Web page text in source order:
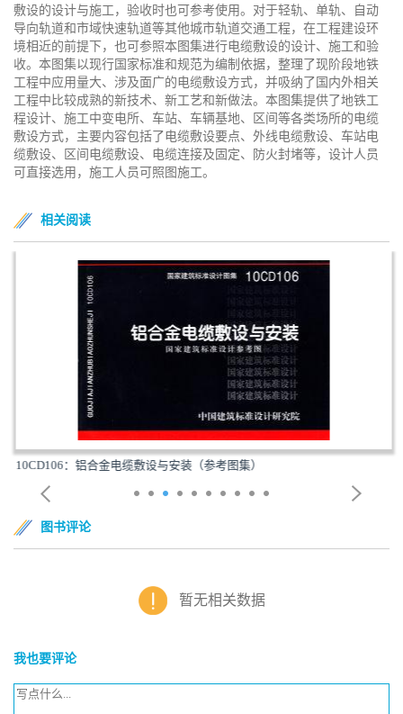
敷设的设计与施工，验收时也可参考使用。对于轻轨、单轨、自动
导向轨道和市域快速轨道等其他城市轨道交通工程，在工程建设环
境相近的前提下，也可参照本图集进行电缆敷设的设计、施工和验
收。本图集以现行国家标准和规范为编制依据，整理了现阶段地铁
工程中应用量大、涉及面广的电缆敷设方式，并吸纳了国内外相关
工程中比较成熟的新技术、新工艺和新做法。本图集提供了地铁工
程设计、施工中变电所、车站、车辆基地、区间等各类场所的电缆
敷设方式，主要内容包括了电缆敷设要点、外线电缆敷设、车站电
缆敷设、区间电缆敷设、电缆连接及固定、防火封堵等，设计人员
可直接选用，施工人员可照图施工。
相关阅读
10CD106：铝合金电缆敷设与安装（参考图集）
图书评论
暂无相关数据
我也要评论